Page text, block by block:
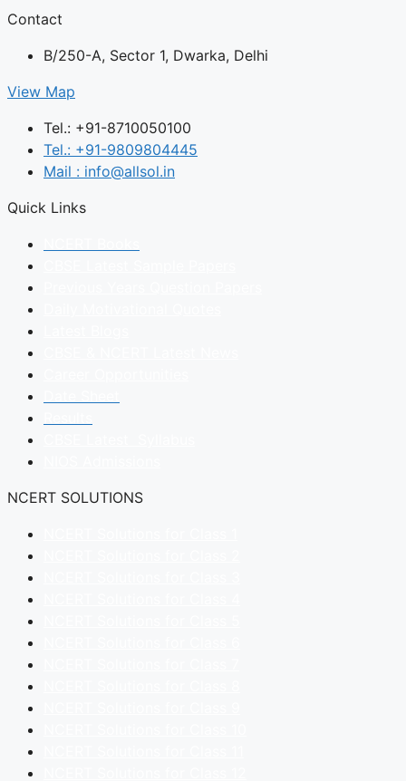
Contact
B/250-A, Sector 1, Dwarka, Delhi
View Map
Tel.: +91-8710050100
Tel.: +91-9809804445
Mail : info@allsol.in
Quick Links
NCERT SOLUTIONS